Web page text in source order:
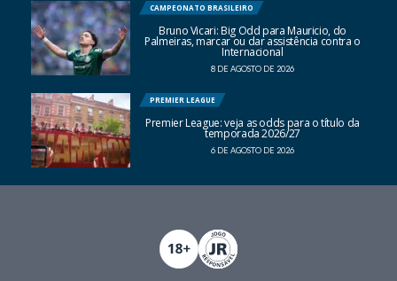
CAMPEONATO BRASILEIRO
Bruno Vicari: Big Odd para Mauricio, do
Palmeiras, marcar ou dar assistência contra o
Internacional
8 DE AGOSTO DE 2026
PREMIER LEAGUE
Premier League: veja as odds para o título da
temporada 2026/27
6 DE AGOSTO DE 2026